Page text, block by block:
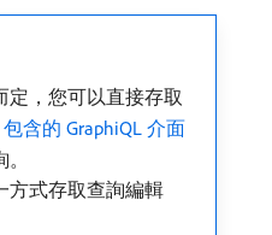
定，您可以直接存取
包含的 GraphiQL 介面
方式存取查詢編輯